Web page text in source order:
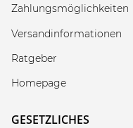
Zahlungsmöglichkeiten
Versandinformationen
Ratgeber
Homepage
GESETZLICHES